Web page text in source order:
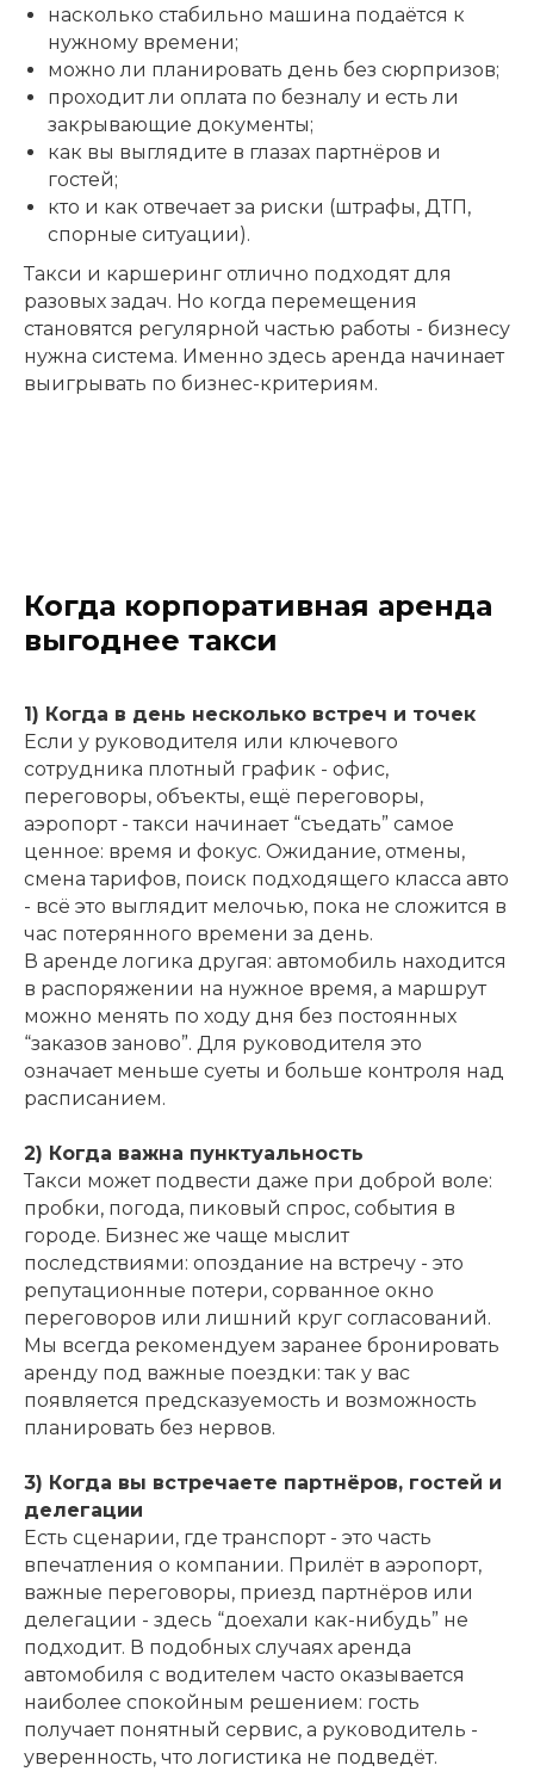
насколько стабильно машина подаётся к
нужному времени;
можно ли планировать день без сюрпризов;
проходит ли оплата по безналу и есть ли
закрывающие документы;
как вы выглядите в глазах партнёров и
гостей;
кто и как отвечает за риски (штрафы, ДТП,
спорные ситуации).
Такси и каршеринг отлично подходят для
разовых задач. Но когда перемещения
становятся регулярной частью работы - бизнесу
нужна система. Именно здесь аренда начинает
выигрывать по бизнес-критериям.
Когда корпоративная аренда
выгоднее такси
1) Когда в день несколько встреч и точек
Если у руководителя или ключевого
сотрудника плотный график - офис,
переговоры, объекты, ещё переговоры,
аэропорт - такси начинает “съедать” самое
ценное: время и фокус. Ожидание, отмены,
смена тарифов, поиск подходящего класса авто
- всё это выглядит мелочью, пока не сложится в
час потерянного времени за день.
В аренде логика другая: автомобиль находится
в распоряжении на нужное время, а маршрут
можно менять по ходу дня без постоянных
“заказов заново”. Для руководителя это
означает меньше суеты и больше контроля над
расписанием.
2) Когда важна пунктуальность
Такси может подвести даже при доброй воле:
пробки, погода, пиковый спрос, события в
городе. Бизнес же чаще мыслит
последствиями: опоздание на встречу - это
репутационные потери, сорванное окно
переговоров или лишний круг согласований.
Мы всегда рекомендуем заранее бронировать
аренду под важные поездки: так у вас
появляется предсказуемость и возможность
планировать без нервов.
3) Когда вы встречаете партнёров, гостей и
делегации
Есть сценарии, где транспорт - это часть
впечатления о компании. Прилёт в аэропорт,
важные переговоры, приезд партнёров или
делегации - здесь “доехали как-нибудь” не
подходит. В подобных случаях аренда
автомобиля с водителем часто оказывается
наиболее спокойным решением: гость
получает понятный сервис, а руководитель -
уверенность, что логистика не подведёт.